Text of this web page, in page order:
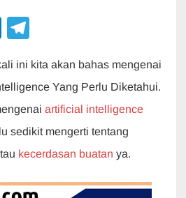
Li
k
e
dI
n
e
gr
a
m
ini kita akan bahas mengenai
Yang Perlu Diketahui.
artificial intelligence
sedikit mengerti tentang
kecerdasan buatan ya.